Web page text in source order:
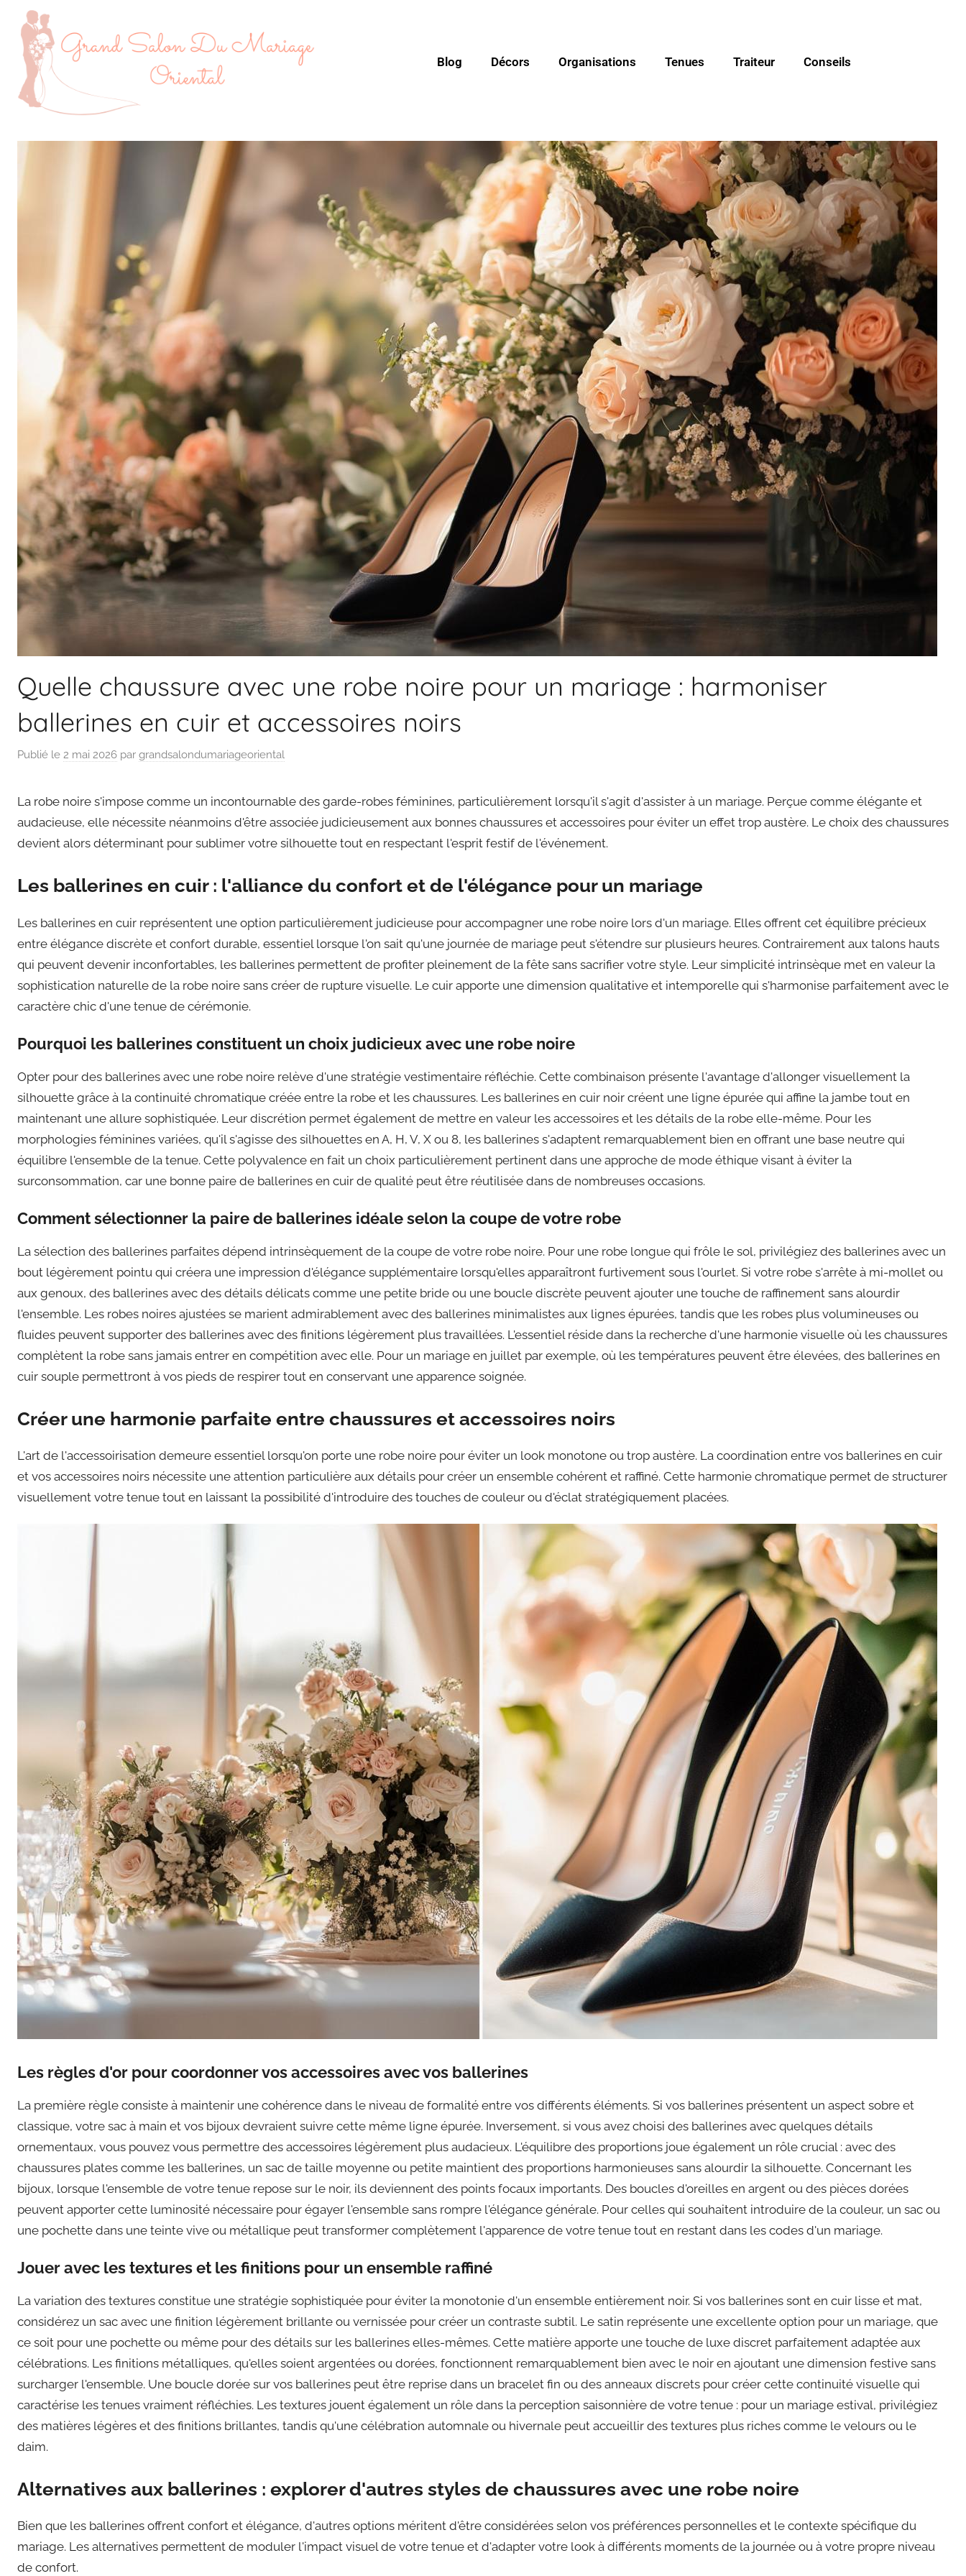
Blog Décors Organisations Tenues Traiteur Conseils
Quelle chaussure avec une robe noire pour un mariage : harmoniser
ballerines en cuir et accessoires noirs
Publié le 2 mai 2026 par grandsalondumariageoriental
La robe noire s'impose comme un incontournable des garde-robes féminines, particulièrement lorsqu'il s'agit d'assister à un mariage. Perçue comme élégante et
audacieuse, elle nécessite néanmoins d'être associée judicieusement aux bonnes chaussures et accessoires pour éviter un effet trop austère. Le choix des chaussures
devient alors déterminant pour sublimer votre silhouette tout en respectant l'esprit festif de l'événement.
Les ballerines en cuir : l'alliance du confort et de l'élégance pour un mariage
Les ballerines en cuir représentent une option particulièrement judicieuse pour accompagner une robe noire lors d'un mariage. Elles offrent cet équilibre précieux
entre élégance discrète et confort durable, essentiel lorsque l'on sait qu'une journée de mariage peut s'étendre sur plusieurs heures. Contrairement aux talons hauts
qui peuvent devenir inconfortables, les ballerines permettent de profiter pleinement de la fête sans sacrifier votre style. Leur simplicité intrinsèque met en valeur la
sophistication naturelle de la robe noire sans créer de rupture visuelle. Le cuir apporte une dimension qualitative et intemporelle qui s'harmonise parfaitement avec le
caractère chic d'une tenue de cérémonie.
Pourquoi les ballerines constituent un choix judicieux avec une robe noire
Opter pour des ballerines avec une robe noire relève d'une stratégie vestimentaire réfléchie. Cette combinaison présente l'avantage d'allonger visuellement la
silhouette grâce à la continuité chromatique créée entre la robe et les chaussures. Les ballerines en cuir noir créent une ligne épurée qui affine la jambe tout en
maintenant une allure sophistiquée. Leur discrétion permet également de mettre en valeur les accessoires et les détails de la robe elle-même. Pour les
morphologies féminines variées, qu'il s'agisse des silhouettes en A, H, V, X ou 8, les ballerines s'adaptent remarquablement bien en offrant une base neutre qui
équilibre l'ensemble de la tenue. Cette polyvalence en fait un choix particulièrement pertinent dans une approche de mode éthique visant à éviter la
surconsommation, car une bonne paire de ballerines en cuir de qualité peut être réutilisée dans de nombreuses occasions.
Comment sélectionner la paire de ballerines idéale selon la coupe de votre robe
La sélection des ballerines parfaites dépend intrinsèquement de la coupe de votre robe noire. Pour une robe longue qui frôle le sol, privilégiez des ballerines avec un
bout légèrement pointu qui créera une impression d'élégance supplémentaire lorsqu'elles apparaîtront furtivement sous l'ourlet. Si votre robe s'arrête à mi-mollet ou
aux genoux, des ballerines avec des détails délicats comme une petite bride ou une boucle discrète peuvent ajouter une touche de raffinement sans alourdir
l'ensemble. Les robes noires ajustées se marient admirablement avec des ballerines minimalistes aux lignes épurées, tandis que les robes plus volumineuses ou
fluides peuvent supporter des ballerines avec des finitions légèrement plus travaillées. L'essentiel réside dans la recherche d'une harmonie visuelle où les chaussures
complètent la robe sans jamais entrer en compétition avec elle. Pour un mariage en juillet par exemple, où les températures peuvent être élevées, des ballerines en
cuir souple permettront à vos pieds de respirer tout en conservant une apparence soignée.
Créer une harmonie parfaite entre chaussures et accessoires noirs
L'art de l'accessoirisation demeure essentiel lorsqu'on porte une robe noire pour éviter un look monotone ou trop austère. La coordination entre vos ballerines en cuir
et vos accessoires noirs nécessite une attention particulière aux détails pour créer un ensemble cohérent et raffiné. Cette harmonie chromatique permet de structurer
visuellement votre tenue tout en laissant la possibilité d'introduire des touches de couleur ou d'éclat stratégiquement placées.
Les règles d'or pour coordonner vos accessoires avec vos ballerines
La première règle consiste à maintenir une cohérence dans le niveau de formalité entre vos différents éléments. Si vos ballerines présentent un aspect sobre et
classique, votre sac à main et vos bijoux devraient suivre cette même ligne épurée. Inversement, si vous avez choisi des ballerines avec quelques détails
ornementaux, vous pouvez vous permettre des accessoires légèrement plus audacieux. L'équilibre des proportions joue également un rôle crucial : avec des
chaussures plates comme les ballerines, un sac de taille moyenne ou petite maintient des proportions harmonieuses sans alourdir la silhouette. Concernant les
bijoux, lorsque l'ensemble de votre tenue repose sur le noir, ils deviennent des points focaux importants. Des boucles d'oreilles en argent ou des pièces dorées
peuvent apporter cette luminosité nécessaire pour égayer l'ensemble sans rompre l'élégance générale. Pour celles qui souhaitent introduire de la couleur, un sac ou
une pochette dans une teinte vive ou métallique peut transformer complètement l'apparence de votre tenue tout en restant dans les codes d'un mariage.
Jouer avec les textures et les finitions pour un ensemble raffiné
La variation des textures constitue une stratégie sophistiquée pour éviter la monotonie d'un ensemble entièrement noir. Si vos ballerines sont en cuir lisse et mat,
considérez un sac avec une finition légèrement brillante ou vernissée pour créer un contraste subtil. Le satin représente une excellente option pour un mariage, que
ce soit pour une pochette ou même pour des détails sur les ballerines elles-mêmes. Cette matière apporte une touche de luxe discret parfaitement adaptée aux
célébrations. Les finitions métalliques, qu'elles soient argentées ou dorées, fonctionnent remarquablement bien avec le noir en ajoutant une dimension festive sans
surcharger l'ensemble. Une boucle dorée sur vos ballerines peut être reprise dans un bracelet fin ou des anneaux discrets pour créer cette continuité visuelle qui
caractérise les tenues vraiment réfléchies. Les textures jouent également un rôle dans la perception saisonnière de votre tenue : pour un mariage estival, privilégiez
des matières légères et des finitions brillantes, tandis qu'une célébration automnale ou hivernale peut accueillir des textures plus riches comme le velours ou le
daim.
Alternatives aux ballerines : explorer d'autres styles de chaussures avec une robe noire
Bien que les ballerines offrent confort et élégance, d'autres options méritent d'être considérées selon vos préférences personnelles et le contexte spécifique du
mariage. Les alternatives permettent de moduler l'impact visuel de votre tenue et d'adapter votre look à différents moments de la journée ou à votre propre niveau
de confort.